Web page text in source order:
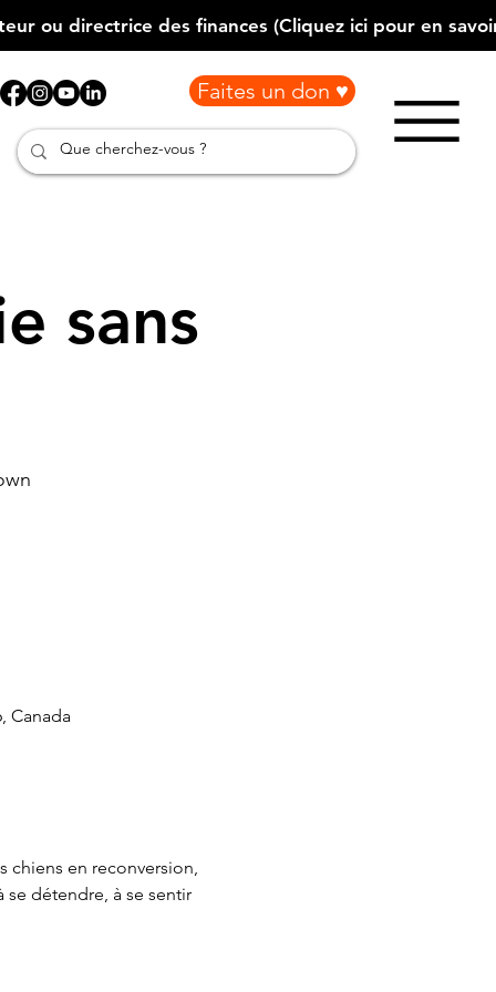
Faites un don ♥
sans
Canada
chiens en reconversion,
détendre, à se sentir